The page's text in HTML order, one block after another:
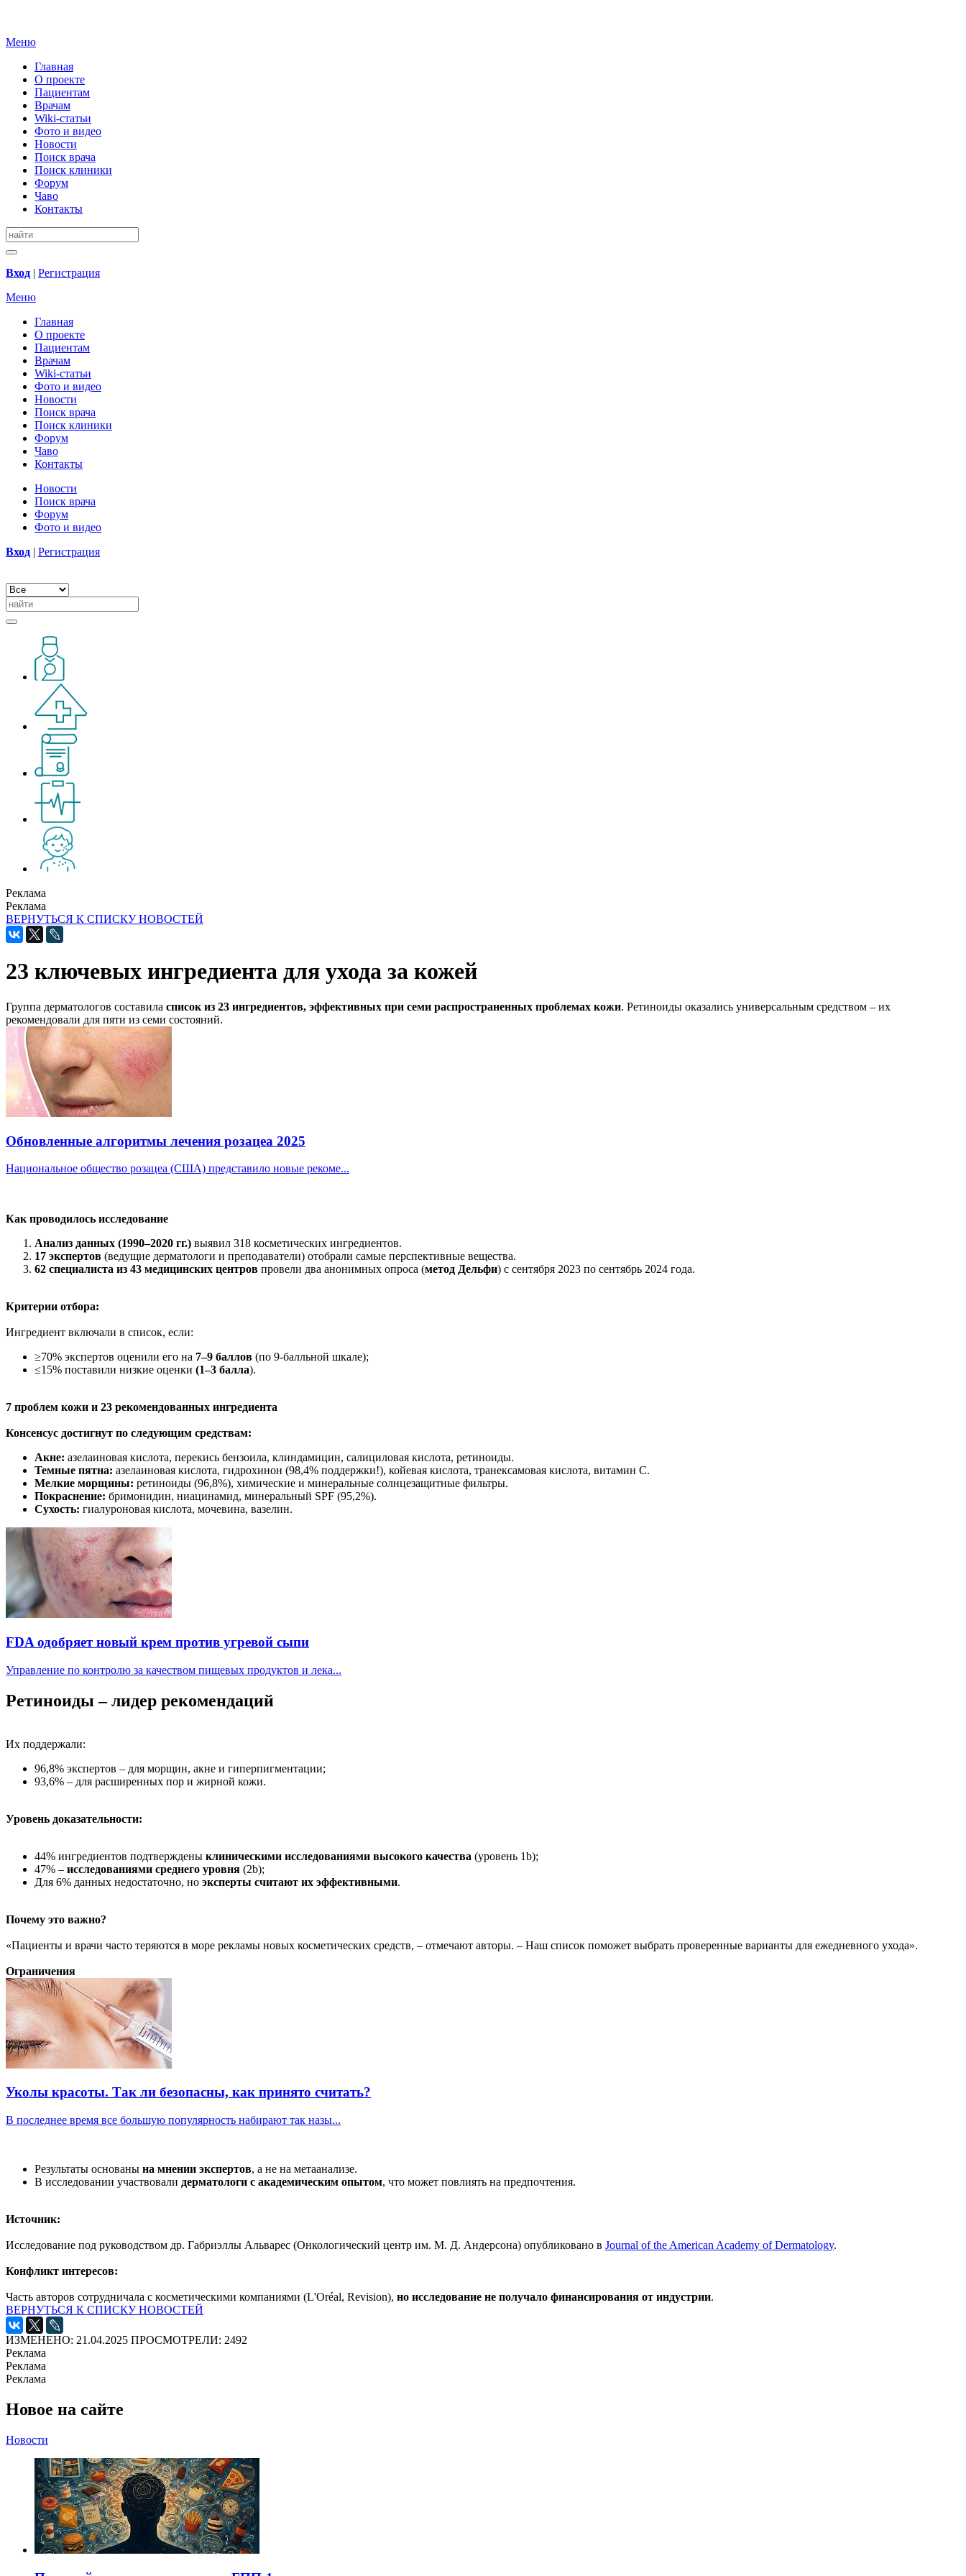
Меню
Главная
О проекте
Пациентам
Врачам
Wiki-статьи
Фото и видео
Новости
Поиск врача
Поиск клиники
Форум
Чаво
Контакты
Вход | Регистрация
Меню
Главная
О проекте
Пациентам
Врачам
Wiki-статьи
Фото и видео
Новости
Поиск врача
Поиск клиники
Форум
Чаво
Контакты
Новости
Поиск врача
Форум
Фото и видео
Вход | Регистрация
Реклама
Реклама
ВЕРНУТЬСЯ К СПИСКУ НОВОСТЕЙ
23 ключевых ингредиента для ухода за кожей
Группа дерматологов составила список из 23 ингредиентов, эффективных при семи распространенных проблемах кожи. Ретиноиды оказались универсальным средством – их
рекомендовали для пяти из семи состояний.
Обновленные алгоритмы лечения розацеа 2025
Национальное общество розацеа (США) представило новые рекоме...
Как проводилось исследование
Анализ данных (1990–2020 гг.) выявил 318 косметических ингредиентов.
17 экспертов (ведущие дерматологи и преподаватели) отобрали самые перспективные вещества.
62 специалиста из 43 медицинских центров провели два анонимных опроса (метод Дельфи) с сентября 2023 по сентябрь 2024 года.
Критерии отбора:
Ингредиент включали в список, если:
≥70% экспертов оценили его на 7–9 баллов (по 9-балльной шкале);
≤15% поставили низкие оценки (1–3 балла).
7 проблем кожи и 23 рекомендованных ингредиента
Консенсус достигнут по следующим средствам:
Акне: азелаиновая кислота, перекись бензоила, клиндамицин, салициловая кислота, ретиноиды.
Темные пятна: азелаиновая кислота, гидрохинон (98,4% поддержки!), койевая кислота, транексамовая кислота, витамин С.
Мелкие морщины: ретиноиды (96,8%), химические и минеральные солнцезащитные фильтры.
Покраснение: бримонидин, ниацинамид, минеральный SPF (95,2%).
Сухость: гиалуроновая кислота, мочевина, вазелин.
FDA одобряет новый крем против угревой сыпи
Управление по контролю за качеством пищевых продуктов и лека...
Ретиноиды – лидер рекомендаций
Их поддержали:
96,8% экспертов – для морщин, акне и гиперпигментации;
93,6% – для расширенных пор и жирной кожи.
Уровень доказательности:
44% ингредиентов подтверждены клиническими исследованиями высокого качества (уровень 1b);
47% – исследованиями среднего уровня (2b);
Для 6% данных недостаточно, но эксперты считают их эффективными.
Почему это важно?
«Пациенты и врачи часто теряются в море рекламы новых косметических средств, – отмечают авторы. – Наш список поможет выбрать проверенные варианты для ежедневного ухода».
Ограничения
Уколы красоты. Так ли безопасны, как принято считать?
В последнее время все большую популярность набирают так назы...
Результаты основаны на мнении экспертов, а не на метаанализе.
В исследовании участвовали дерматологи с академическим опытом, что может повлиять на предпочтения.
Источник:
Исследование под руководством др. Габриэллы Альварес (Онкологический центр им. М. Д. Андерсона) опубликовано в Journal of the American Academy of Dermatology.
Конфликт интересов:
Часть авторов сотрудничала с косметическими компаниями (L'Oréal, Revision), но исследование не получало финансирования от индустрии.
ВЕРНУТЬСЯ К СПИСКУ НОВОСТЕЙ
ИЗМЕНЕНО: 21.04.2025 ПРОСМОТРЕЛИ: 2492
Реклама
Реклама
Реклама
Новое на сайте
Новости